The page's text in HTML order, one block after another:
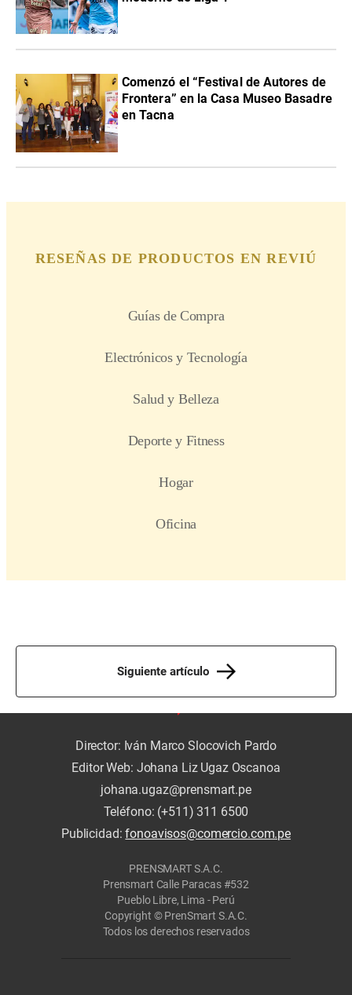
Comenzó el “Festival de Autores de
Frontera” en la Casa Museo Basadre
en Tacna
Siguiente artículo
Director: Iván Marco Slocovich Pardo
Editor Web: Johana Liz Ugaz Oscanoa
johana.ugaz@prensmart.pe
Teléfono: (+511) 311 6500
Publicidad:fonoavisos@comercio.com.pe
PRENSMART S.A.C.
Prensmart Calle Paracas #532
Pueblo Libre, Lima - Perú
Copyright © PrenSmart S.A.C.
Todos los derechos reservados